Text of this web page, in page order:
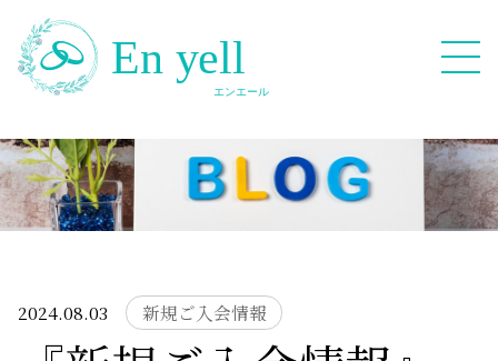
082-909-2380
2024.08.03 新規ご入会情報